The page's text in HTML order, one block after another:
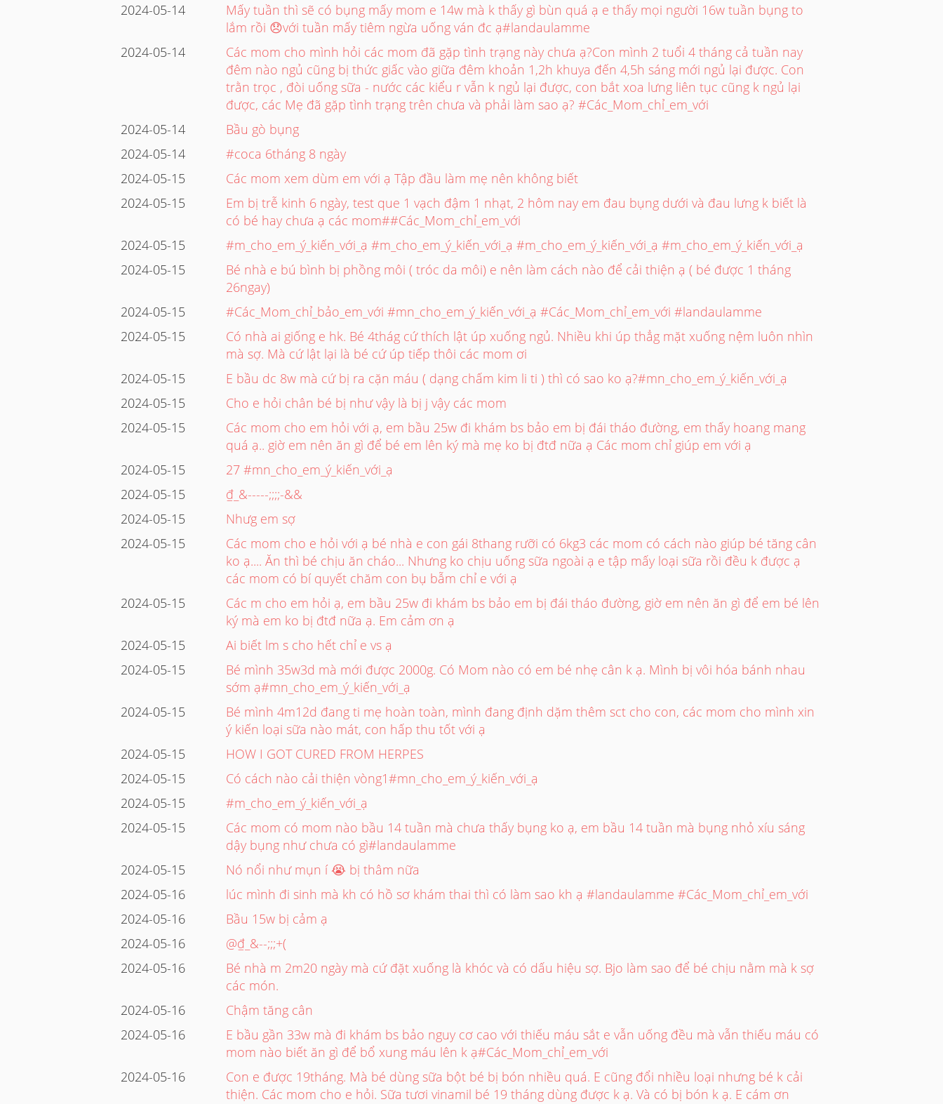
2024-05-14
Mấy tuần thì sẽ có bụng mấy mom e 14w mà k thấy gì bùn quá ạ e thấy mọi người 16w tuần bụng to
lắm rồi 😞với tuần mấy tiêm ngừa uống ván đc ạ#landaulamme
2024-05-14
Các mom cho mình hỏi các mom đã gặp tình trạng này chưa ạ?Con mình 2 tuổi 4 tháng cả tuần nay
đêm nào ngủ cũng bị thức giấc vào giữa đêm khoản 1,2h khuya đến 4,5h sáng mới ngủ lại được. Con
trằn trọc , đòi uống sữa - nước các kiểu r vẫn k ngủ lại được, con bắt xoa lưng liên tục cũng k ngủ lại
được, các Mẹ đã gặp tình trạng trên chưa và phải làm sao ạ? #Các_Mom_chỉ_em_với
2024-05-14
Bầu gò bụng
2024-05-14
#coca 6tháng 8 ngày
2024-05-15
Các mom xem dùm em với ạ Tập đầu làm mẹ nên không biết
2024-05-15
Em bị trễ kinh 6 ngày, test que 1 vạch đậm 1 nhạt, 2 hôm nay em đau bụng dưới và đau lưng k biết là
có bé hay chưa ạ các mom##Các_Mom_chỉ_em_với
2024-05-15
#m_cho_em_ý_kiến_với_ạ #m_cho_em_ý_kiến_với_ạ #m_cho_em_ý_kiến_với_ạ #m_cho_em_ý_kiến_với_ạ
2024-05-15
Bé nhà e bú bình bị phồng môi ( tróc da môi) e nên làm cách nào để cải thiện ạ ( bé được 1 tháng
26ngay)
2024-05-15
#Các_Mom_chỉ_bảo_em_với #mn_cho_em_ý_kiến_với_ạ #Các_Mom_chỉ_em_với #landaulamme
2024-05-15
Có nhà ai giống e hk. Bé 4thág cứ thích lật úp xuống ngủ. Nhiều khi úp thẳg mặt xuống nệm luôn nhìn
mà sợ. Mà cứ lật lại là bé cứ úp tiếp thôi các mom ơi
2024-05-15
E bầu dc 8w mà cứ bị ra cặn máu ( dạng chấm kim li ti ) thì có sao ko ạ?#mn_cho_em_ý_kiến_với_ạ
2024-05-15
Cho e hỏi chân bé bị như vậy là bị j vậy các mom
2024-05-15
Các mom cho em hỏi với ạ, em bầu 25w đi khám bs bảo em bị đái tháo đường, em thấy hoang mang
quá ạ.. giờ em nên ăn gì để bé em lên ký mà mẹ ko bị đtđ nữa ạ Các mom chỉ giúp em với ạ
2024-05-15
27 #mn_cho_em_ý_kiến_với_ạ
2024-05-15
₫_&-----;;;;-&&
2024-05-15
Nhưg em sợ
2024-05-15
Các mom cho e hỏi với ạ bé nhà e con gái 8thang rưỡi có 6kg3 các mom có cách nào giúp bé tăng cân
ko ạ.... Ăn thì bé chịu ăn cháo... Nhưng ko chịu uống sữa ngoài ạ e tập mấy loại sữa rồi đều k được ạ
các mom có bí quyết chăm con bụ bẫm chỉ e với ạ
2024-05-15
Các m cho em hỏi ạ, em bầu 25w đi khám bs bảo em bị đái tháo đường, giờ em nên ăn gì để em bé lên
ký mà em ko bị đtđ nữa ạ. Em cảm ơn ạ
2024-05-15
Ai biết lm s cho hết chỉ e vs ạ
2024-05-15
Bé mình 35w3d mà mới được 2000g. Có Mom nào có em bé nhẹ cân k ạ. Mình bị vôi hóa bánh nhau
sớm ạ#mn_cho_em_ý_kiến_với_ạ
2024-05-15
Bé mình 4m12d đang ti mẹ hoàn toàn, mình đang định dặm thêm sct cho con, các mom cho mình xin
ý kiến loại sữa nào mát, con hấp thu tốt với ạ
2024-05-15
HOW I GOT CURED FROM HERPES
2024-05-15
Có cách nào cải thiện vòng1#mn_cho_em_ý_kiến_với_ạ
2024-05-15
#m_cho_em_ý_kiến_với_ạ
2024-05-15
Các mom có mom nào bầu 14 tuần mà chưa thấy bụng ko ạ, em bầu 14 tuần mà bụng nhỏ xíu sáng
dậy bụng như chưa có gì#landaulamme
2024-05-15
Nó nổi như mụn í 😭 bị thâm nữa
2024-05-16
lúc mình đi sinh mà kh có hồ sơ khám thai thì có làm sao kh ạ #landaulamme #Các_Mom_chỉ_em_với
2024-05-16
Bầu 15w bị cảm ạ
2024-05-16
@₫_&--;;;+(
2024-05-16
Bé nhà m 2m20 ngày mà cứ đặt xuống là khóc và có dấu hiệu sợ. Bjo làm sao để bé chịu nằm mà k sợ
các món.
2024-05-16
Chậm tăng cân
2024-05-16
E bầu gần 33w mà đi khám bs bảo nguy cơ cao với thiếu máu sắt e vẫn uống đều mà vẫn thiếu máu có
mom nào biết ăn gì để bổ xung máu lên k ạ#Các_Mom_chỉ_em_với
2024-05-16
Con e được 19tháng. Mà bé dùng sữa bột bé bị bón nhiều quá. E cũng đổi nhiều loại nhưng bé k cải
thiện. Các mom cho e hỏi. Sữa tươi vinamil bé 19 tháng dùng được k ạ. Và có bị bón k ạ. E cám ơn